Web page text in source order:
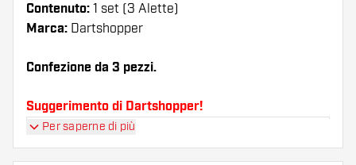
Contenuto: 1 set (3 Alette)
Marca: Dartshopper
Confezione da 3 pezzi.
Suggerimento di Dartshopper!
numero di alette e di astine. Questi possono
Per saperne di più